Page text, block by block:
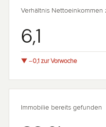
Verhältnis Nettoeinkommen
6,1
▼ −0,1 zur Vorwoche
Immobilie bereits gefunden